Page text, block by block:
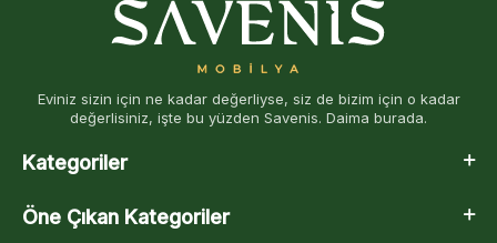
Eviniz sizin için ne kadar değerliyse, siz de bizim için o kadar
değerlisiniz, işte bu yüzden Savenis. Daima burada.
Kategoriler
Öne Çıkan Kategoriler